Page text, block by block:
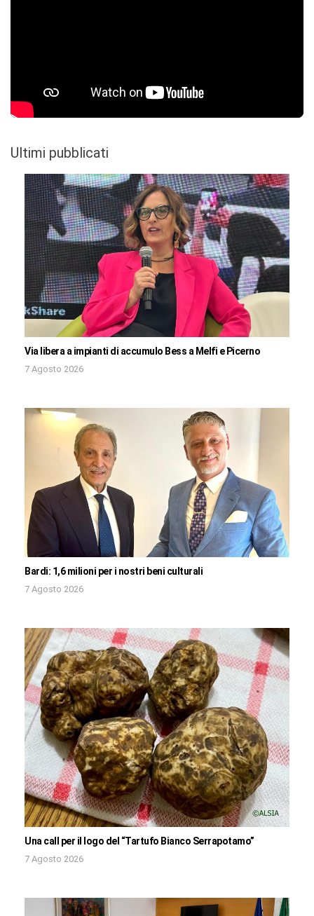
Ultimi pubblicati
Via libera a impianti di accumulo Bess a Melfi e Picerno
7 Agosto 2026
Bardi: 1,6 milioni per i nostri beni culturali
7 Agosto 2026
Una call per il logo del “Tartufo Bianco Serrapotamo”
7 Agosto 2026